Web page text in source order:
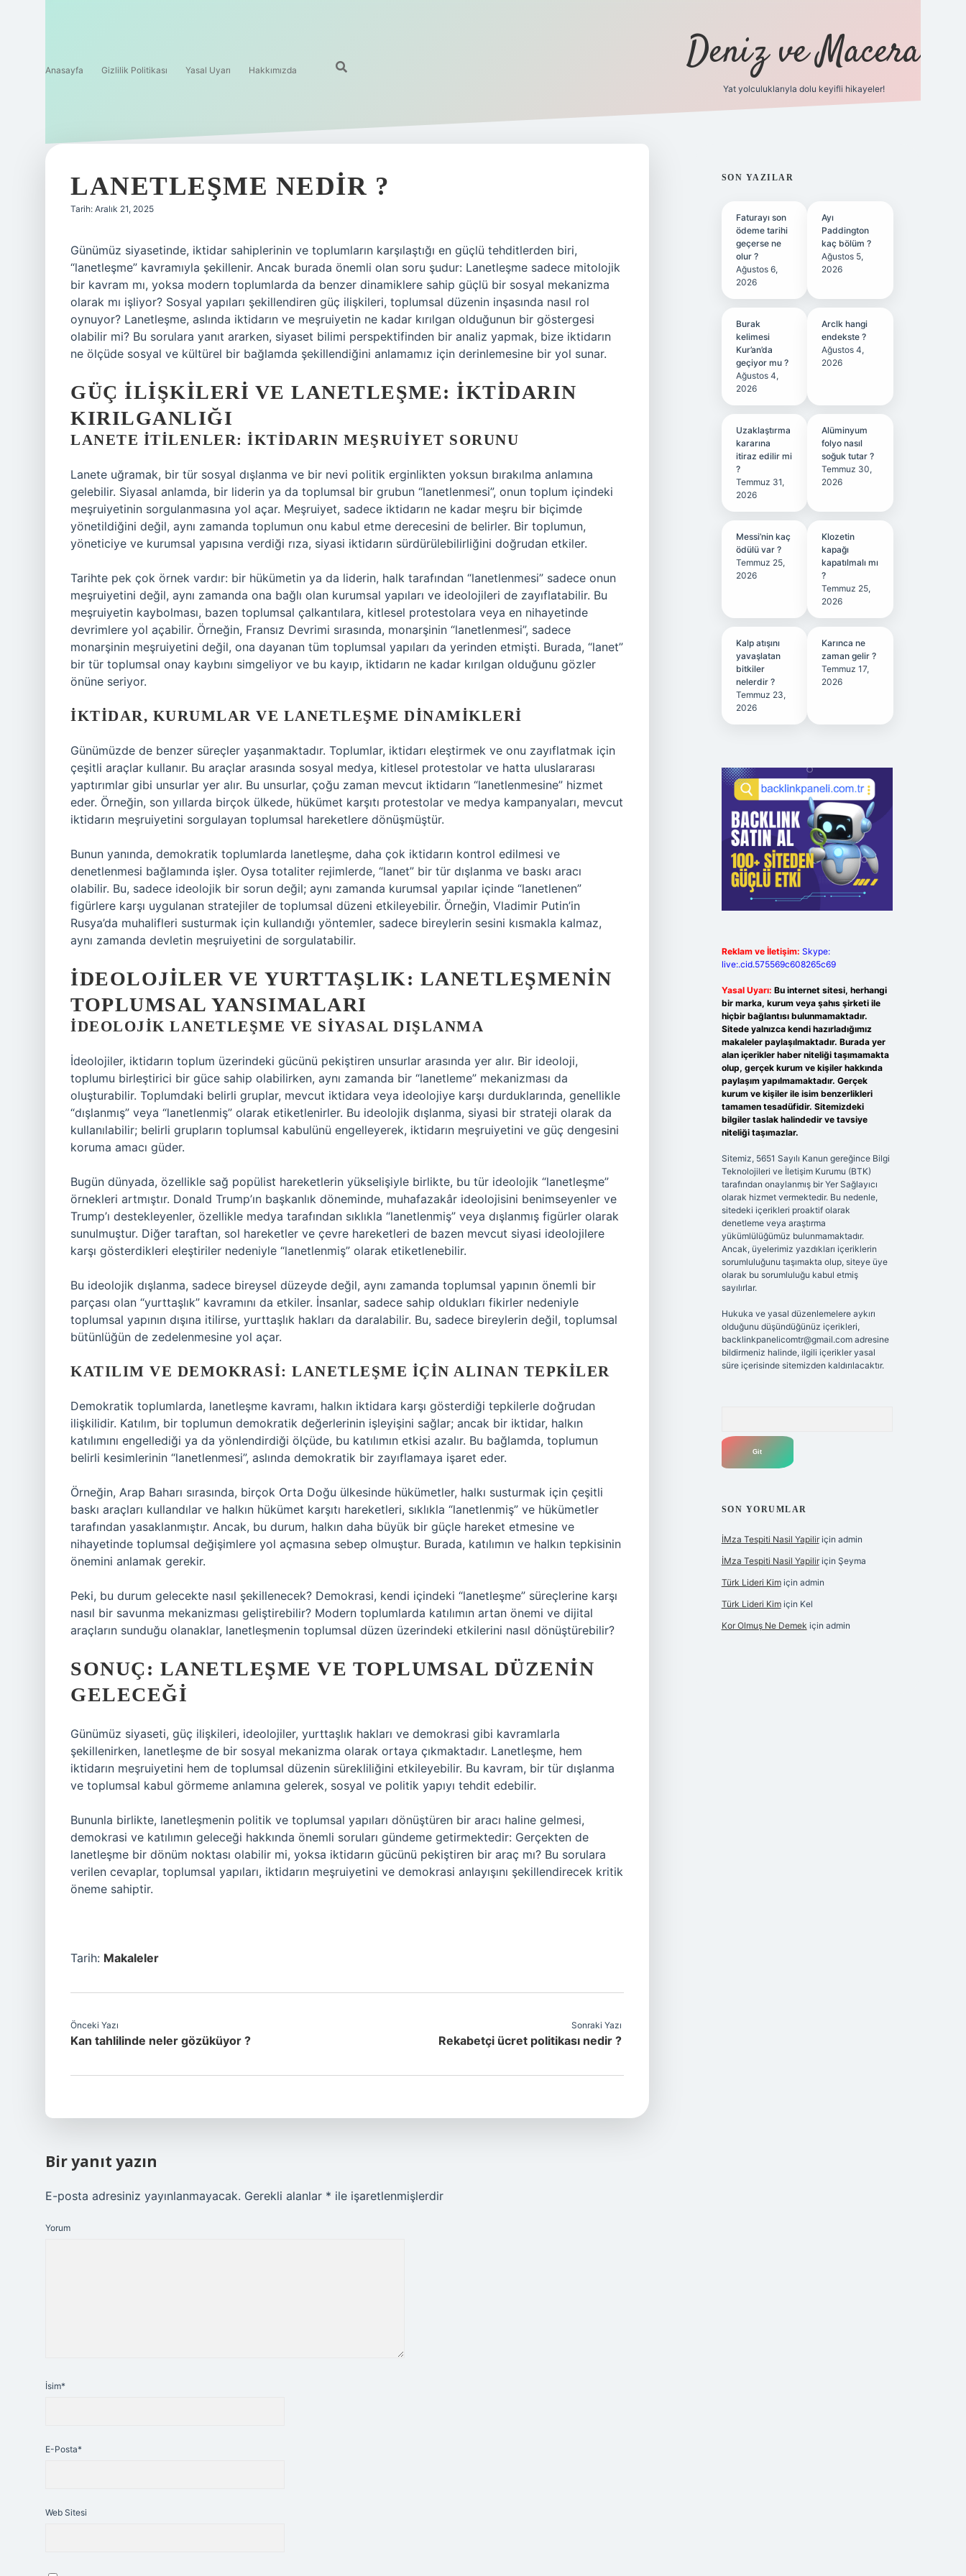
Anasayfa Gizlilik Politikası Yasal Uyarı Hakkımızda Deniz ve Macera
Yat yolculuklarıyla dolu keyifli hikayeler!
LANETLEŞME NEDIR ?
Tarih: Aralık 21, 2025
Günümüz siyasetinde, iktidar sahiplerinin ve toplumların karşılaştığı en güçlü tehditlerden biri,
“lanetleşme” kavramıyla şekillenir. Ancak burada önemli olan soru şudur: Lanetleşme sadece mitolojik
bir kavram mı, yoksa modern toplumlarda da benzer dinamiklere sahip güçlü bir sosyal mekanizma
olarak mı işliyor? Sosyal yapıları şekillendiren güç ilişkileri, toplumsal düzenin inşasında nasıl rol
oynuyor? Lanetleşme, aslında iktidarın ve meşruiyetin ne kadar kırılgan olduğunun bir göstergesi
olabilir mi? Bu sorulara yanıt ararken, siyaset bilimi perspektifinden bir analiz yapmak, bize iktidarın
ne ölçüde sosyal ve kültürel bir bağlamda şekillendiğini anlamamız için derinlemesine bir yol sunar.
GÜÇ İLIŞKILERI VE LANETLEŞME: İKTIDARIN
KIRILGANLIĞI
LANETE İTILENLER: İKTIDARIN MEŞRUIYET SORUNU
Lanete uğramak, bir tür sosyal dışlanma ve bir nevi politik erginlikten yoksun bırakılma anlamına
gelebilir. Siyasal anlamda, bir liderin ya da toplumsal bir grubun “lanetlenmesi”, onun toplum içindeki
meşruiyetinin sorgulanmasına yol açar. Meşruiyet, sadece iktidarın ne kadar meşru bir biçimde
yönetildiğini değil, aynı zamanda toplumun onu kabul etme derecesini de belirler. Bir toplumun,
yöneticiye ve kurumsal yapısına verdiği rıza, siyasi iktidarın sürdürülebilirliğini doğrudan etkiler.
Tarihte pek çok örnek vardır: bir hükümetin ya da liderin, halk tarafından “lanetlenmesi” sadece onun
meşruiyetini değil, aynı zamanda ona bağlı olan kurumsal yapıları ve ideolojileri de zayıflatabilir. Bu
meşruiyetin kaybolması, bazen toplumsal çalkantılara, kitlesel protestolara veya en nihayetinde
devrimlere yol açabilir. Örneğin, Fransız Devrimi sırasında, monarşinin “lanetlenmesi”, sadece
monarşinin meşruiyetini değil, ona dayanan tüm toplumsal yapıları da yerinden etmişti. Burada, “lanet”
bir tür toplumsal onay kaybını simgeliyor ve bu kayıp, iktidarın ne kadar kırılgan olduğunu gözler
önüne seriyor.
İKTIDAR, KURUMLAR VE LANETLEŞME DINAMIKLERI
Günümüzde de benzer süreçler yaşanmaktadır. Toplumlar, iktidarı eleştirmek ve onu zayıflatmak için
çeşitli araçlar kullanır. Bu araçlar arasında sosyal medya, kitlesel protestolar ve hatta uluslararası
yaptırımlar gibi unsurlar yer alır. Bu unsurlar, çoğu zaman mevcut iktidarın “lanetlenmesine” hizmet
eder. Örneğin, son yıllarda birçok ülkede, hükümet karşıtı protestolar ve medya kampanyaları, mevcut
iktidarın meşruiyetini sorgulayan toplumsal hareketlere dönüşmüştür.
Bunun yanında, demokratik toplumlarda lanetleşme, daha çok iktidarın kontrol edilmesi ve
denetlenmesi bağlamında işler. Oysa totaliter rejimlerde, “lanet” bir tür dışlanma ve baskı aracı
olabilir. Bu, sadece ideolojik bir sorun değil; aynı zamanda kurumsal yapılar içinde “lanetlenen”
figürlere karşı uygulanan stratejiler de toplumsal düzeni etkileyebilir. Örneğin, Vladimir Putin’in
Rusya’da muhalifleri susturmak için kullandığı yöntemler, sadece bireylerin sesini kısmakla kalmaz,
aynı zamanda devletin meşruiyetini de sorgulatabilir.
İDEOLOJILER VE YURTTAŞLIK: LANETLEŞMENIN
TOPLUMSAL YANSIMALARI
İDEOLOJIK LANETLEŞME VE SIYASAL DIŞLANMA
İdeolojiler, iktidarın toplum üzerindeki gücünü pekiştiren unsurlar arasında yer alır. Bir ideoloji,
toplumu birleştirici bir güce sahip olabilirken, aynı zamanda bir “lanetleme” mekanizması da
oluşturabilir. Toplumdaki belirli gruplar, mevcut iktidara veya ideolojiye karşı durduklarında, genellikle
“dışlanmış” veya “lanetlenmiş” olarak etiketlenirler. Bu ideolojik dışlanma, siyasi bir strateji olarak da
kullanılabilir; belirli grupların toplumsal kabulünü engelleyerek, iktidarın meşruiyetini ve güç dengesini
koruma amacı güder.
Bugün dünyada, özellikle sağ popülist hareketlerin yükselişiyle birlikte, bu tür ideolojik “lanetleşme”
örnekleri artmıştır. Donald Trump’ın başkanlık döneminde, muhafazakâr ideolojisini benimseyenler ve
Trump’ı destekleyenler, özellikle medya tarafından sıklıkla “lanetlenmiş” veya dışlanmış figürler olarak
sunulmuştur. Diğer taraftan, sol hareketler ve çevre hareketleri de bazen mevcut siyasi ideolojilere
karşı gösterdikleri eleştiriler nedeniyle “lanetlenmiş” olarak etiketlenebilir.
Bu ideolojik dışlanma, sadece bireysel düzeyde değil, aynı zamanda toplumsal yapının önemli bir
parçası olan “yurttaşlık” kavramını da etkiler. İnsanlar, sadece sahip oldukları fikirler nedeniyle
toplumsal yapının dışına itilirse, yurttaşlık hakları da daralabilir. Bu, sadece bireylerin değil, toplumsal
bütünlüğün de zedelenmesine yol açar.
KATILIM VE DEMOKRASI: LANETLEŞME İÇIN ALINAN TEPKILER
Demokratik toplumlarda, lanetleşme kavramı, halkın iktidara karşı gösterdiği tepkilerle doğrudan
ilişkilidir. Katılım, bir toplumun demokratik değerlerinin işleyişini sağlar; ancak bir iktidar, halkın
katılımını engellediği ya da yönlendirdiği ölçüde, bu katılımın etkisi azalır. Bu bağlamda, toplumun
belirli kesimlerinin “lanetlenmesi”, aslında demokratik bir zayıflamaya işaret eder.
Örneğin, Arap Baharı sırasında, birçok Orta Doğu ülkesinde hükümetler, halkı susturmak için çeşitli
baskı araçları kullandılar ve halkın hükümet karşıtı hareketleri, sıklıkla “lanetlenmiş” ve hükümetler
tarafından yasaklanmıştır. Ancak, bu durum, halkın daha büyük bir güçle hareket etmesine ve
nihayetinde toplumsal değişimlere yol açmasına sebep olmuştur. Burada, katılımın ve halkın tepkisinin
önemini anlamak gerekir.
Peki, bu durum gelecekte nasıl şekillenecek? Demokrasi, kendi içindeki “lanetleşme” süreçlerine karşı
nasıl bir savunma mekanizması geliştirebilir? Modern toplumlarda katılımın artan önemi ve dijital
araçların sunduğu olanaklar, lanetleşmenin toplumsal düzen üzerindeki etkilerini nasıl dönüştürebilir?
SONUÇ: LANETLEŞME VE TOPLUMSAL DÜZENIN
GELECEĞI
Günümüz siyaseti, güç ilişkileri, ideolojiler, yurttaşlık hakları ve demokrasi gibi kavramlarla
şekillenirken, lanetleşme de bir sosyal mekanizma olarak ortaya çıkmaktadır. Lanetleşme, hem
iktidarın meşruiyetini hem de toplumsal düzenin sürekliliğini etkileyebilir. Bu kavram, bir tür dışlanma
ve toplumsal kabul görmeme anlamına gelerek, sosyal ve politik yapıyı tehdit edebilir.
Bununla birlikte, lanetleşmenin politik ve toplumsal yapıları dönüştüren bir aracı haline gelmesi,
demokrasi ve katılımın geleceği hakkında önemli soruları gündeme getirmektedir: Gerçekten de
lanetleşme bir dönüm noktası olabilir mi, yoksa iktidarın gücünü pekiştiren bir araç mı? Bu sorulara
verilen cevaplar, toplumsal yapıları, iktidarın meşruiyetini ve demokrasi anlayışını şekillendirecek kritik
öneme sahiptir.
Tarih: Makaleler
Önceki Yazı
Kan tahlilinde neler gözüküyor ?
Sonraki Yazı
Rekabetçi ücret politikası nedir ?
Bir yanıt yazın
E-posta adresiniz yayınlanmayacak. Gerekli alanlar * ile işaretlenmişlerdir
Yorum
İsim*
E-Posta*
Web Sitesi
SIDEBAR
SON YAZILAR
Faturayı son
ödeme tarihi
geçerse ne
olur ?
Ağustos 6,
2026
Ayı
Paddington
kaç bölüm ?
Ağustos 5,
2026
Burak
kelimesi
Kur’an’da
geçiyor mu ?
Ağustos 4,
2026
Arclk hangi
endekste ?
Ağustos 4,
2026
Uzaklaştırma
kararına
itiraz edilir mi
?
Temmuz 31,
2026
Alüminyum
folyo nasıl
soğuk tutar ?
Temmuz 30,
2026
Messi’nin kaç
ödülü var ?
Temmuz 25,
2026
Klozetin
kapağı
kapatılmalı mı
?
Temmuz 25,
2026
Kalp atışını
yavaşlatan
bitkiler
nelerdir ?
Temmuz 23,
2026
Karınca ne
zaman gelir ?
Temmuz 17,
2026
Reklam ve İletişim: Skype:
live:.cid.575569c608265c69
Yasal Uyarı: Bu internet sitesi, herhangi
bir marka, kurum veya şahıs şirketi ile
hiçbir bağlantısı bulunmamaktadır.
Sitede yalnızca kendi hazırladığımız
makaleler paylaşılmaktadır. Burada yer
alan içerikler haber niteliği taşımamakta
olup, gerçek kurum ve kişiler hakkında
paylaşım yapılmamaktadır. Gerçek
kurum ve kişiler ile isim benzerlikleri
tamamen tesadüfidir. Sitemizdeki
bilgiler taslak halindedir ve tavsiye
niteliği taşımazlar.
Sitemiz, 5651 Sayılı Kanun gereğince Bilgi
Teknolojileri ve İletişim Kurumu (BTK)
tarafından onaylanmış bir Yer Sağlayıcı
olarak hizmet vermektedir. Bu nedenle,
sitedeki içerikleri proaktif olarak
denetleme veya araştırma
yükümlülüğümüz bulunmamaktadır.
Ancak, üyelerimiz yazdıkları içeriklerin
sorumluluğunu taşımakta olup, siteye üye
olarak bu sorumluluğu kabul etmiş
sayılırlar.
Hukuka ve yasal düzenlemelere aykırı
olduğunu düşündüğünüz içerikleri,
backlinkpanelicomtr@gmail.comadresine
bildirmeniz halinde, ilgili içerikler yasal
süre içerisinde sitemizden kaldırılacaktır.
SON YORUMLAR
İMza Tespiti Nasil Yapiliriçin admin
İMza Tespiti Nasil Yapiliriçin Şeyma
Türk Lideri Kimiçin admin
Türk Lideri Kimiçin Kel
Kor Olmuş Ne Demek için admin